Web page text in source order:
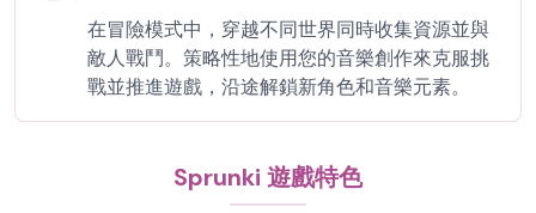
在冒險模式中，穿越不同世界同時收集資源並與
敵人戰鬥。策略性地使用您的音樂創作來克服挑
戰並推進遊戲，沿途解鎖新角色和音樂元素。
Sprunki 遊戲特色